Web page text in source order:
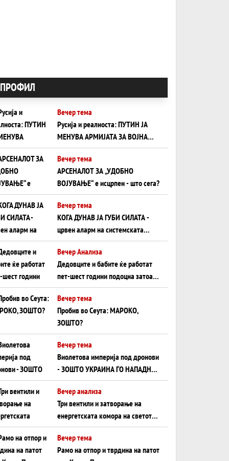
ПРОФИЛ
Вечер тема
Русија и реалноста: ПУТИН ЈА
МЕНУВА АРМИЈАТА ЗА ВОЈНА
ШТО ОСТАНУВА БЕЗ ФРОНТ
Вечер тема
АРСЕНАЛОТ ЗА „УДОБНО
ВОЈУВАЊЕ“ е исцрпен - што сега?
Вечер тема
КОГА ДУНАВ ЈА ГУБИ СИЛАТА -
црвен аларм на системската
плоча од јужна Германија до
Црното Море...
Вечер Анализа
Дедовците и бабите ќе работат
пет-шест години подоцна затоа
што НЕМААТ ВНУЦИ ДА ГИ
ЗАМЕНАТ
Вечер тема
Пробив во Сеута: МАРОКО,
ЗОШТО?
Вечер тема
Виолетова империја под дронови
- ЗОШТО УКРАИНА ГО НАПАДНА
РУСКИОТ WILDBERRIES
Вечер анализа
Три вентили и затворање на
енергетската комора на светот:
Нападот во Суец најавува
глобален енергетски инфаркт?
Вечер тема
Рамо на отпор и тврдина на патот